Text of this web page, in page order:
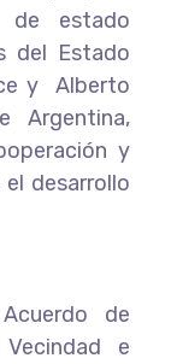
estado
del Estado
y Alberto
Argentina,
y
desarrollo
de
e